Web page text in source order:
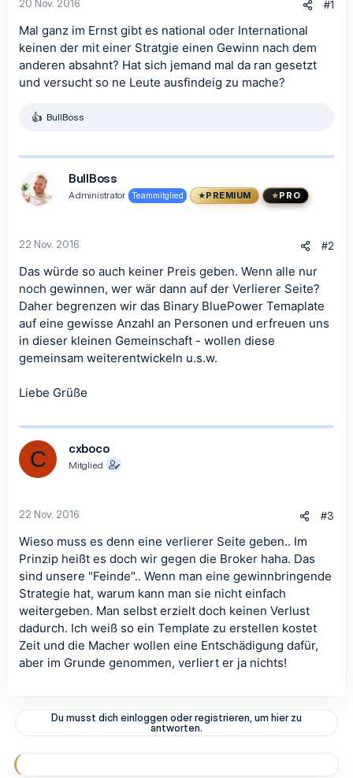
20 Nov. 2016 #1
Mal ganz im Ernst gibt es national oder International
keinen der mit einer Stratgie einen Gewinn nach dem
anderen absahnt? Hat sich jemand mal da ran gesetzt
und versucht so ne Leute ausfindeig zu mache?
R
k
o
:
BullBoss
BullBoss
Administrator Teammitglied PREMIUM PRO
22 Nov. 2016 #2
Das würde so auch keiner Preis geben. Wenn alle nur
noch gewinnen, wer wär dann auf der Verlierer Seite?
Daher begrenzen wir das Binary BluePower Temaplate
auf eine gewisse Anzahl an Personen und erfreuen uns
in dieser kleinen Gemeinschaft - wollen diese
gemeinsam weiterentwickeln u.s.w.
Liebe Grüße
C cxboco
Mitglied
22 Nov. 2016 #3
Wieso muss es denn eine verlierer Seite geben.. Im
Prinzip heißt es doch wir gegen die Broker haha. Das
sind unsere "Feinde".. Wenn man eine gewinnbringende
Strategie hat, warum kann man sie nicht einfach
weitergeben. Man selbst erzielt doch keinen Verlust
dadurch. Ich weiß so ein Template zu erstellen kostet
Zeit und die Macher wollen eine Entschädigung dafür,
aber im Grunde genommen, verliert er ja nichts!
Du musst dich einloggen oder registrieren, um hier zu
antworten.